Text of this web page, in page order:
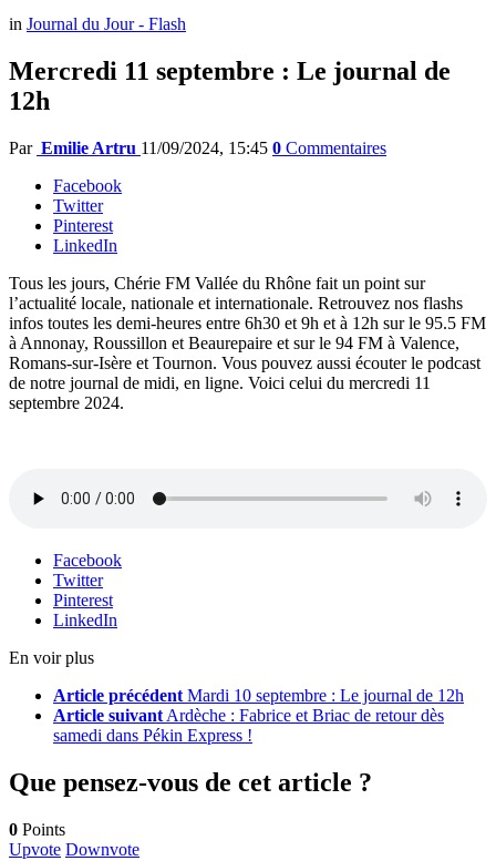
in Journal du Jour - Flash
Mercredi 11 septembre : Le journal de
12h
Par Emilie Artru 11/09/2024, 15:45 0 Commentaires
Facebook
Twitter
Pinterest
LinkedIn
Tous les jours, Chérie FM Vallée du Rhône fait un point sur
l’actualité locale, nationale et internationale. Retrouvez nos flashs
infos toutes les demi-heures entre 6h30 et 9h et à 12h sur le 95.5 FM
à Annonay, Roussillon et Beaurepaire et sur le 94 FM à Valence,
Romans-sur-Isère et Tournon. Vous pouvez aussi écouter le podcast
de notre journal de midi, en ligne. Voici celui du mercredi 11
septembre 2024.
Facebook
Twitter
Pinterest
LinkedIn
En voir plus
Article précédent Mardi 10 septembre : Le journal de 12h
Article suivant Ardèche : Fabrice et Briac de retour dès
samedi dans Pékin Express !
Que pensez-vous de cet article ?
0 Points
Upvote Downvote